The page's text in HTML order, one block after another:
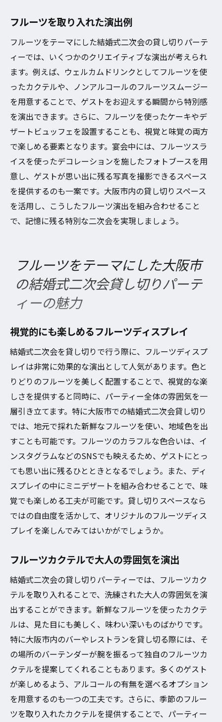
フルーツを取り入れた演出例
フルーツをテーマにした結婚式二次会の貸し切りパーテ
ィーでは、いくつかのクリエイティブな演出が考えられ
ます。例えば、ウェルカムドリンクとしてフルーツを使
ったカクテルや、ノンアルコールのフルーツスムージー
を用意することで、ゲストをお迎えする瞬間から特別感
を演出できます。さらに、フルーツを使ったケーキやデ
ザートビュッフェを設置することも、視覚と味覚の両方
で楽しめる要素となります。宴会中には、フルーツスラ
イスを使ったデコレーションを施したフォトブースを用
意し、ゲストが思い出に残る写真を撮影できるスペース
を提供するのも一案です。大阪市内の貸し切りスペース
を活用し、こうしたフルーツ演出を組み合わせること
で、記憶に残る特別な二次会を実現しましょう。
フルーツをテーマにした大阪市
の結婚式二次会貸し切りパーテ
ィーの魅力
視覚的にも楽しめるフルーツディスプレイ
結婚式二次会を貸し切りで行う際に、フルーツディスプ
レイは非常に効果的な演出として人気があります。色と
りどりのフルーツを美しく配置することで、視覚的な楽
しさを提供すると同時に、パーティー全体の雰囲気を一
層引き立てます。特に大阪市での結婚式二次会貸し切り
では、地元で採れた新鮮なフルーツを使い、地域色を出
すことも可能です。フルーツのカラフルな色合いは、イ
ンスタグラムなどのSNSでも映えるため、ゲストにとっ
ても思い出に残るひとときとなるでしょう。また、ディ
スプレイの中にミニデザートを組み合わせることで、味
覚でも楽しめる工夫が可能です。貸し切りスペースなら
ではの自由度を活かして、オリジナルのフルーツディス
プレイを楽しんでみてはいかがでしょうか。
フルーツカクテルで大人の雰囲気を演出
結婚式二次会の貸し切りパーティーでは、フルーツカク
テルを取り入れることで、洗練された大人の雰囲気を演
出することができます。新鮮なフルーツを使ったカクテ
ルは、見た目にも美しく、味わい深いものばかりです。
特に大阪市内のバーやレストランを貸し切る際には、そ
の場所のバーテンダーが腕を振るって独自のフルーツカ
クテルを提案してくれることもあります。多くのゲスト
が楽しめるよう、アルコールの有無を選べるオプション
を用意するのも一つの工夫です。さらに、季節のフルー
ツを取り入れたカクテルを提供することで、パーティー